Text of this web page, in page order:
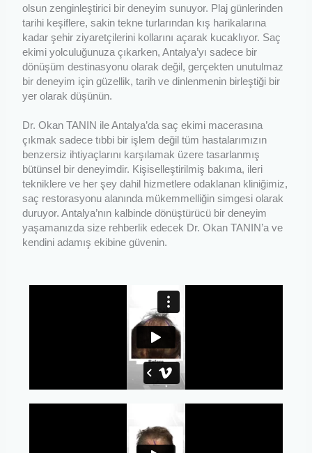
olsun zenginleştirici bir deneyim sunuyor. Plaj günlerinden
tarihi keşiflere, sakin tekne turlarından kış harikalarına
kadar şehir ziyaretçilerini kollarını açarak kucaklıyor. Saç
ekimi yolculuğunuza çıkarken, Antalya’yı sadece bir
dönüşüm destinasyonu olarak değil, gerçekten unutulmaz
bir deneyim için güzellik, tarih ve dinlenmenin birleştiği bir
yer olarak düşünün.
Dr. Okan TANIN ile Antalya’da saç ekimi macerasına
çıkmak sadece tıbbi bir işlem değil tüm hastalarımızın
benzersiz ihtiyaçlarını karşılamak üzere tasarlanmış
bütünsel bir deneyimdir. Kişiselleştirilmiş bakıma, ileri
tekniklere ve her şey dahil hizmetlere odaklanan kliniğimiz,
saç restorasyonu alanında mükemmelliğin simgesi olarak
duruyor. Antalya’nın kalbinde dönüştürücü bir deneyim
yaşamanızda size rehberlik edecek Dr. Okan TANIN’a ve
kendini adamış ekibine güvenin.